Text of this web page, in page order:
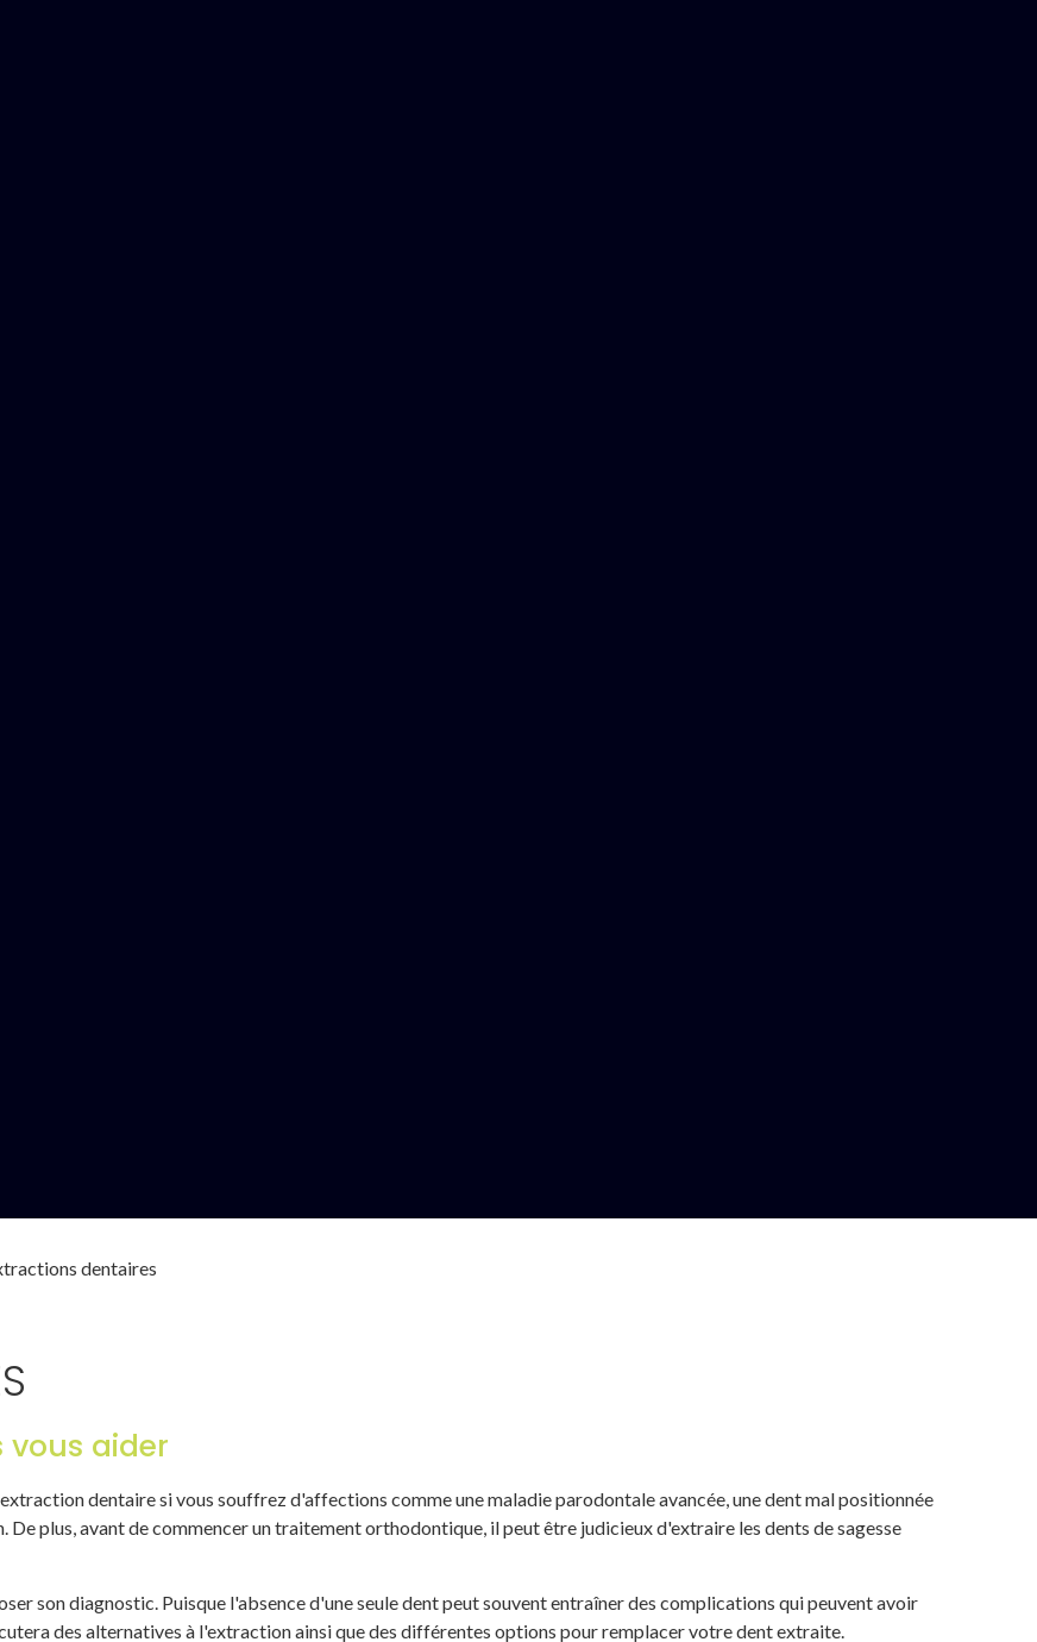
dentaires
vous aider
dentaire si vous souffrez d'affections comme une maladie parodontale avancée, une dent mal positionnée
De plus, avant de commencer un traitement orthodontique, il peut être judicieux d'extraire les dents de sagesse
son diagnostic. Puisque l'absence d'une seule dent peut souvent entraîner des complications qui peuvent avoir
des alternatives à l'extraction ainsi que des différentes options pour remplacer votre dent extraite.